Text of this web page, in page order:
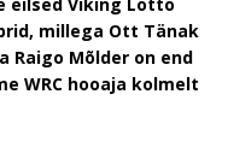
millega Ott Tänak
Raigo Mõlder on end
WRC hooaja kolmelt